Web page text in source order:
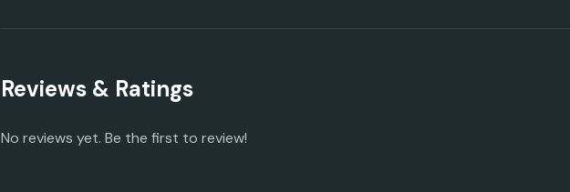
Reviews & Ratings
No reviews yet. Be the first to review!